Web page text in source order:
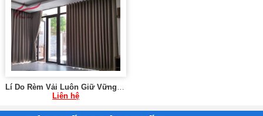
Lí Do Rèm Vải Luôn Giữ Vững Vị Thế Số 1 Của Mình Trên Thị Trường SK672 ?
Liên hệ